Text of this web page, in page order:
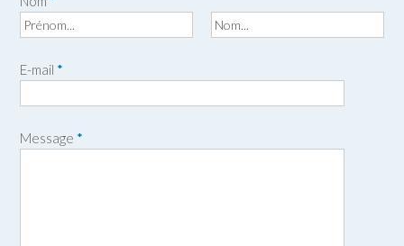
é
E-mail *
Message *